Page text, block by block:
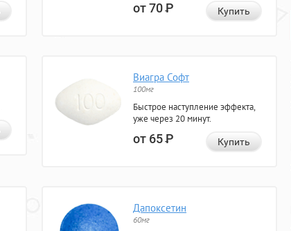
от 70Р Купить
Виагра Софт
100мг
Быстрое наступление эффекта,
уже через 20 минут.
от 65Р Купить
Дапоксетин
60мг